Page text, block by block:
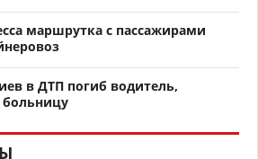
маршрутка с пассажирами
в ДТП погиб водитель,
больницу